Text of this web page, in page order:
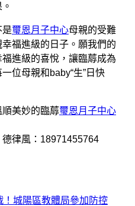
是璽恩月子中心母親的受難
福進級的日子。願我們的
進級的喜悅，讓臨蓐成為
位母親和baby“生”日快
美妙的臨蓐璽恩月子中心
律風：18971455764
！城陽區教體局參加防控